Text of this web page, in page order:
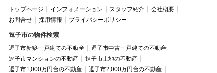
トップページ インフォメーション スタッフ紹介
会社概要
お問合せ
採用情報 プライバシーポリシー
逗子市の物件検索
逗子市新築一戸建ての不動産
逗子市中古一戸建ての不動産
逗子市マンションの不動産
逗子市土地の不動産
逗子市1,000万円台の不動産
逗子市2,000万円台の不動産